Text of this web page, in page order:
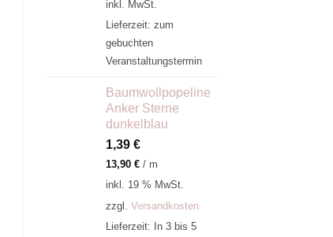
inkl. MwSt.
Lieferzeit: zum
gebuchten
Veranstaltungstermin
Baumwollpopeline
Anker Sterne
dunkelblau
1,39 €
13,90 €/ m
inkl. 19 % MwSt.
zzgl. Versandkosten
Lieferzeit:
In 3 bis 5